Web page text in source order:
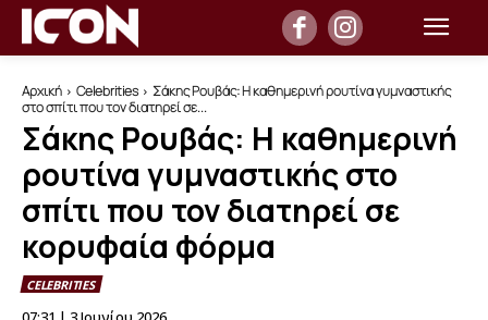
Αρχική Celebrities
Σάκης Ρουβάς: Η καθημερινή ρουτίνα γυμναστικής
στο σπίτι που τον διατηρεί σε...
Σάκης Ρουβάς: Η καθημερινή
ρουτίνα γυμναστικής στο
σπίτι που τον διατηρεί σε
κορυφαία φόρμα
CELEBRITIES